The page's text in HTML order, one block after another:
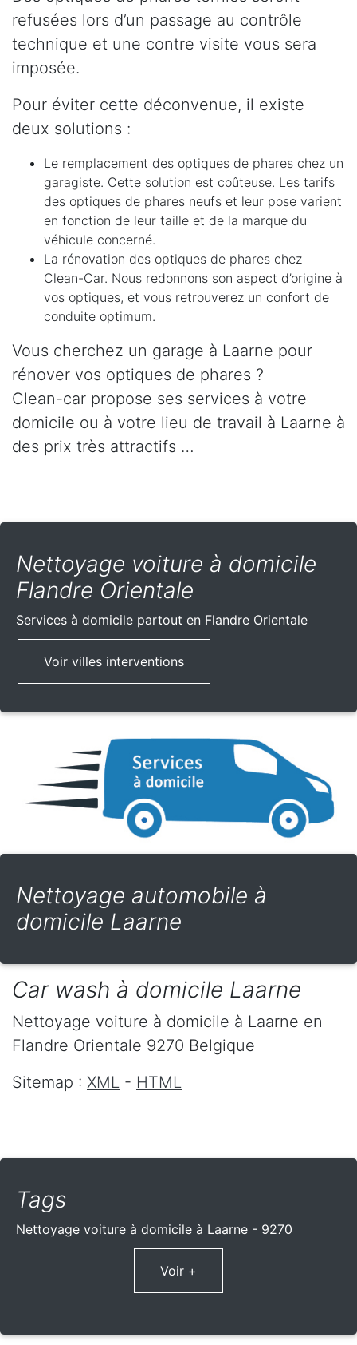
refusées lors d’un passage au contrôle
technique et une contre visite vous sera
imposée.
Pour éviter cette déconvenue, il existe
deux solutions :
Le remplacement des optiques de phares chez un
garagiste. Cette solution est coûteuse. Les tarifs
des optiques de phares neufs et leur pose varient
en fonction de leur taille et de la marque du
véhicule concerné.
La rénovation des optiques de phares chez
Clean-Car. Nous redonnons son aspect d’origine à
vos optiques, et vous retrouverez un confort de
conduite optimum.
Vous cherchez un garage à Laarne pour
rénover vos optiques de phares ?
Clean-car propose ses services à votre
domicile ou à votre lieu de travail à Laarne à
des prix très attractifs …
Nettoyage voiture à domicile
Flandre Orientale
Services à domicile partout en Flandre Orientale
Voir villes interventions
Nettoyage automobile à
domicile Laarne
Car wash à domicile Laarne
Nettoyage voiture à domicile à Laarne en
Flandre Orientale 9270 Belgique
Sitemap : XML - HTML
Tags
Nettoyage voiture à domicile à Laarne - 9270
Voir +